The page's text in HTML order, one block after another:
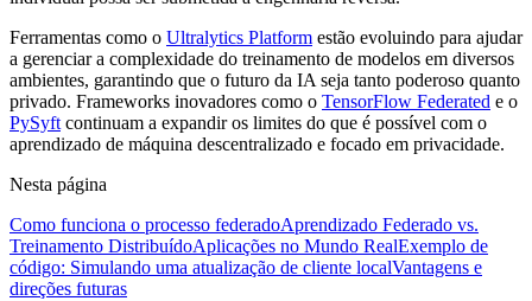
Ferramentas como o Ultralytics Platform estão evoluindo para ajudar
a gerenciar a complexidade do treinamento de modelos em diversos
ambientes, garantindo que o futuro da IA seja tanto poderoso quanto
privado. Frameworks inovadores como o TensorFlow Federated e o
PySyft continuam a expandir os limites do que é possível com o
aprendizado de máquina descentralizado e focado em privacidade.
Nesta página
Como funciona o processo federadoAprendizado Federado vs.
Treinamento DistribuídoAplicações no Mundo RealExemplo de
código: Simulando uma atualização de cliente localVantagens e
direções futuras